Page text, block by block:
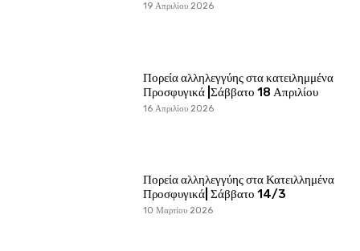
19 Απριλίου 2026
Πορεία αλληλεγγύης στα κατειλημμένα
Προσφυγικά |Σάββατο 18 Απριλίου
16 Απριλίου 2026
Πορεία αλληλεγγύης στα Κατειλλημένα
Προσφυγικά| Σάββατο 14/3
10 Μαρτίου 2026